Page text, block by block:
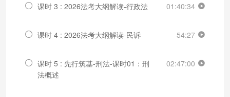
课时 3 : 2026法考大纲解读-行政法 01:40:34
课时 4 : 2026法考大纲解读-民诉 54:27
课时 5 : 先行筑基-刑法-课时01：刑
法概述
02:47:00